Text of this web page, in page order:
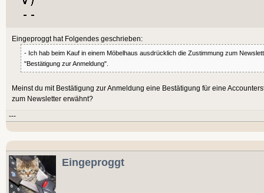
Eingeproggt hat Folgendes geschrieben:
- Ich hab beim Kauf in einem Möbelhaus ausdrücklich die Zustimmung zum
"Bestätigung zur Anmeldung".
Meinst du mit Bestätigung zur Anmeldung eine Bestätigung für eine
zum Newsletter erwähnt?
---
Eingeproggt